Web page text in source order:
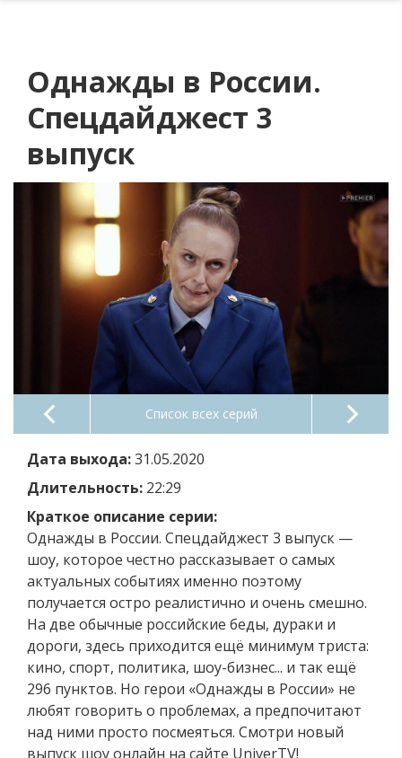
Однажды в России.
Спецдайджест 3
выпуск
Список всех серий
Дата выхода:31.05.2020
Длительность: 22:29
Краткое описание серии:
Однажды в России. Спецдайджест 3 выпуск —
шоу, которое честно рассказывает о самых
актуальных событиях именно поэтому
получается остро реалистично и очень смешно.
На две обычные российские беды, дураки и
дороги, здесь приходится ещё минимум триста:
кино, спорт, политика, шоу-бизнес... и так ещё
296 пунктов. Но герои «Однажды в России» не
любят говорить о проблемах, а предпочитают
над ними просто посмеяться. Смотри новый
выпуск шоу онлайн на сайте UniverTV!